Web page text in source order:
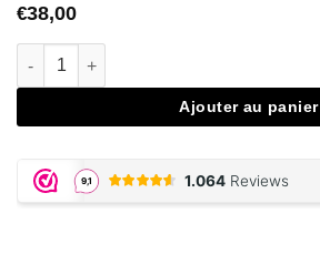
€38,00
quantité de Vision Gorilla - Vision Seeds
Ajouter au panier